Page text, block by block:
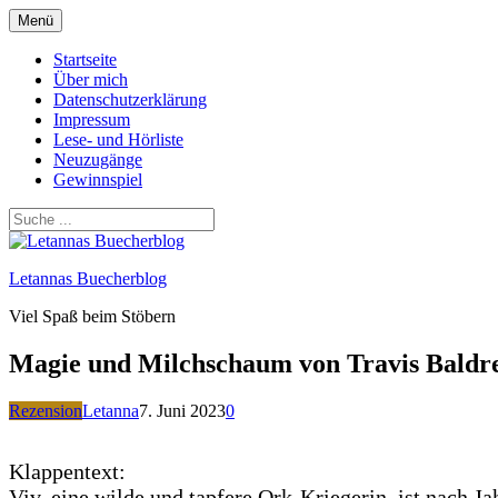
Zum
Inhalt
springen
Menü
Startseite
Über mich
Datenschutzerklärung
Impressum
Lese- und Hörliste
Neuzugänge
Gewinnspiel
Letannas Buecherblog
Viel Spaß beim Stöbern
Magie und Milchschaum von Travis
RezensionLetanna7. Juni 20230
Klappentext: